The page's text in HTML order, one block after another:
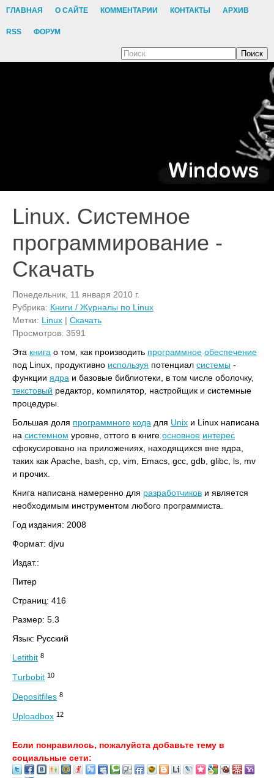
ГЛАВНАЯ О САЙТЕ КОММЕНТАРИИ КОНТАКТЫ АРХИВ
RSS ФОРУМ
Поиск
Linux. Системное
программирование -
Скачать
Понедельник, 11 января 2010 г.
Рубрика: Книги / Журналы по Linux
Метки: Linux | Скачать
Просмотров: 3591
Эта книга о том, как производить программное обеспечение
под Linux, продуктивно используя потенциал системы -
функции ядра и базовые библиотеки, в том числе оболочку,
текстовый редактор, компилятор, настройщик и системные
процедуры.
Большая доля программного кода для Unix и Linux написана
на системном уровне, оттого в книге основное интерес
сфокусировано на приложениях, находящихся вне ядра,
таких как Apache, bash, cp, vim, Emacs, gcc, gdb, glibc, ls, mv
и прочих.
Книга написана намеренно для разработчиков и является
необходимым инструментом любого программиста.
Год издания: 2008
Формат: djvu
Издат.:
Питер
Страниц: 416
Размер: 5.3
Язык: Русский
Letitbit 8
Тurbobit 10
Depositfiles 8
Uploadbox 12
Если понравилось, пожалуйста добавьте тему в
социальные сети: